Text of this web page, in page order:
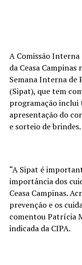
A Comissão Interna
da Ceasa Campinas
Semana Interna de
(Sipat), que tem
programação inclui
apresentação do
e sorteio de brindes.
“A Sipat é
importância dos
Ceasa Campinas.
prevenção e os
comentou Patrícia
indicada da CIPA.